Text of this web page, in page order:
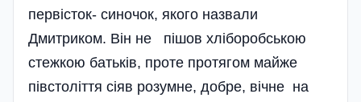
первісток- синочок, якого назвали
Дмитриком. Він не пішов хліборобською
стежкою батьків, проте протягом майже
півстоліття сіяв розумне, добре, вічне на